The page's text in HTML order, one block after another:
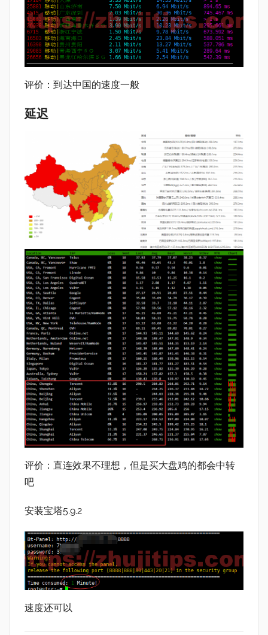
评价：到达中国的速度一般
延迟
评价：直连效果不理想，但是买大盘鸡的都会中转
吧
安装宝塔5.9.2
速度还可以